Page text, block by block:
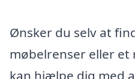
Ønsker du selv at
møbelrenser eller
kan hjælpe dig med